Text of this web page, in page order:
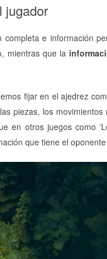
jugador
e información
mientras que la
fijar en el ajedrez
piezas, los
en otros juegos como
que tiene el oponente